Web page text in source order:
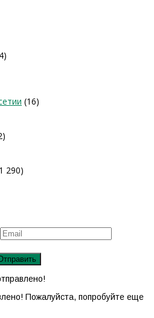
(16)
290)
Пожалуйста, попробуйте еще